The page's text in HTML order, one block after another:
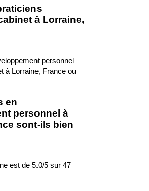
à Lorraine,
personnel
à Lorraine, France ou
en
personnel à
sont-ils bien
est de 5.0/5 sur 47